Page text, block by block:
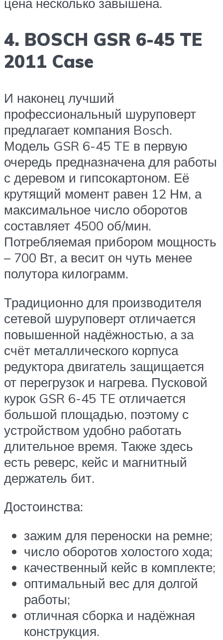
4. BOSCH GSR 6-45 TE
2011 Case
И наконец лучший
профессиональный шуруповерт
предлагает компания Bosch.
Модель GSR 6-45 TE в первую
очередь предназначена для работы
с деревом и гипсокартоном. Её
крутящий момент равен 12 Нм, а
максимальное число оборотов
составляет 4500 об/мин.
Потребляемая прибором мощность
– 700 Вт, а весит он чуть менее
полутора килограмм.
Традиционно для производителя
сетевой шуруповерт отличается
повышенной надёжностью, а за
счёт металлического корпуса
редуктора двигатель защищается
от перегрузок и нагрева. Пусковой
курок GSR 6-45 TE отличается
большой площадью, поэтому с
устройством удобно работать
длительное время. Также здесь
есть реверс, кейс и магнитный
держатель бит.
Достоинства:
зажим для переноски на ремне;
число оборотов холостого хода;
качественный кейс в комплекте;
оптимальный вес для долгой
работы;
отличная сборка и надёжная
конструкция.